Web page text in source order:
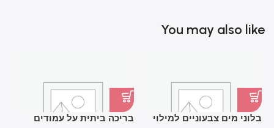
You may also like
בלוני מים צבעוניים למילוי
בריכה ביתית על עמודים